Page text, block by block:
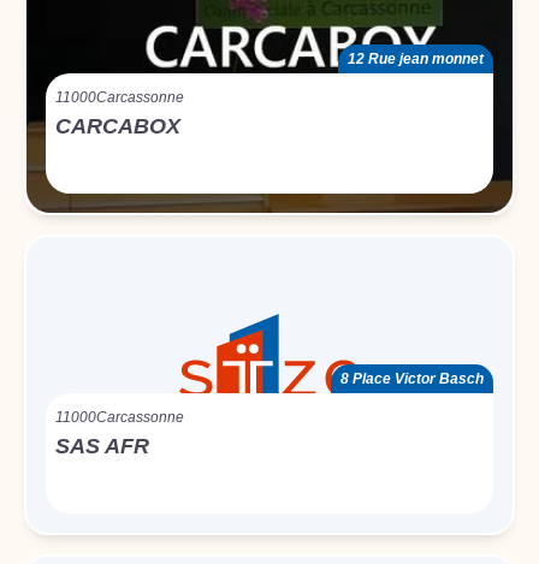
12 Rue jean monnet
11000Carcassonne
CARCABOX
8 Place Victor Basch
11000Carcassonne
SAS AFR